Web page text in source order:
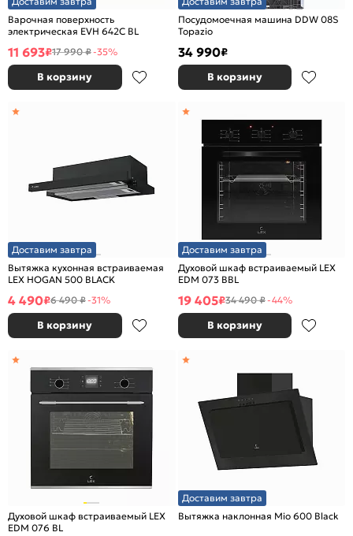
Варочная поверхность
электрическая EVH 642С BL
11 693₽17 990 ₽-35%
В корзину
Посудомоечная машина DDW 08S
Topazio
34 990₽
В корзину
Доставим завтра
Вытяжка кухонная встраиваемая
LEX HOGAN 500 BLACK
4 490₽6 490 ₽-31%
В корзину
Доставим завтра
Духовой шкаф встраиваемый LEX
EDM 073 BBL
19 405₽34 490 ₽-44%
В корзину
Духовой шкаф встраиваемый LEX
EDM 076 BL
Доставим завтра
Вытяжка наклонная Mio 600 Black